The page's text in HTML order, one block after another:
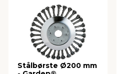
Stålbørste Ø200 mm